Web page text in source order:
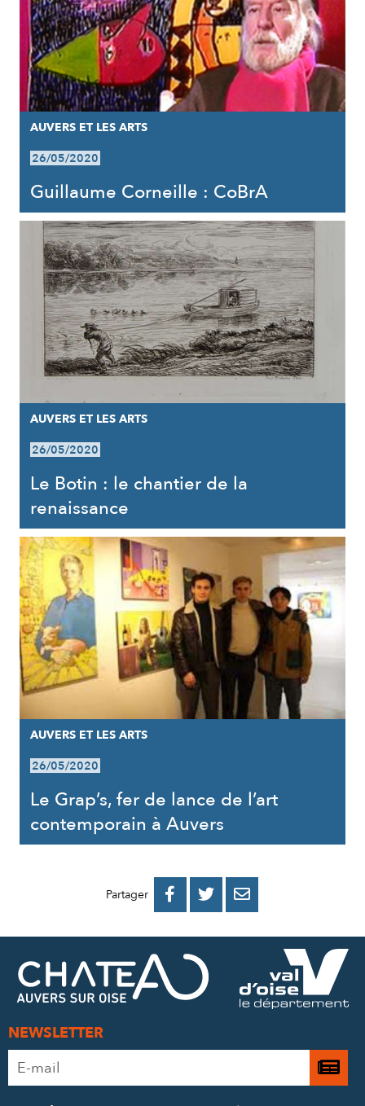
AUVERS ET LES ARTS
26/05/2020
Guillaume Corneille : CoBrA
AUVERS ET LES ARTS
26/05/2020
Le Botin : le chantier de la
renaissance
AUVERS ET LES ARTS
26/05/2020
Le Grap’s, fer de lance de l’art
contemporain à Auvers
Partager 
PARTAGER
FACEBOOK
PARTAGER
PARTAGER
MAIL
NEWSLETTER
Adresse
e-
Je